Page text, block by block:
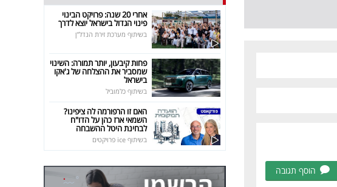
הוסף תגובה
אחרי 20 שנה: פרויקט הבינוי
פינוי הגדול בישראל יוצא לדרך
בשיתוף מערכת זירת הנדל"ן
פחות קיבעון, יותר תמורה: השינוי
שמסביר את ההצלחה של ג'אקו
בישראל
בשיתוף כלמוביל
האם זו הרפורמה לה ציפינו?
השמאי ארז כהן על הדו"ח
לבחינת היטל ההשבחה
בשיתוף ice פרויקטים